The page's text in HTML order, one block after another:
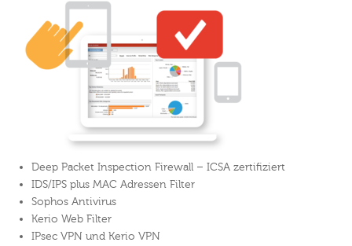
Deep Packet Inspection Firewall – ICSA zertifiziert
IDS/IPS plus MAC Adressen Filter
Sophos Antivirus
Kerio Web Filter
IPsec VPN und Kerio VPN